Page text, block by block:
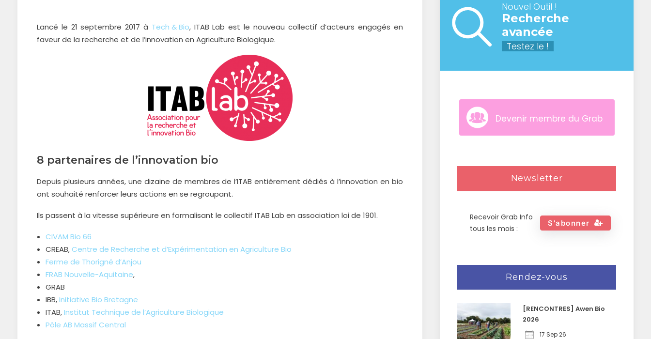
Lancé le 21 septembre 2017 à Tech & Bio, ITAB Lab est le nouveau collectif d’acteurs engagés en
faveur de la recherche et de l’innovation en Agriculture Biologique.
8 partenaires de l’innovation bio
Depuis plusieurs années, une dizaine de membres de l’ITAB entièrement dédiés à l’innovation en bio
ont souhaité renforcer leurs actions en se regroupant.
Ils passent à la vitesse supérieure en formalisant le collectif ITAB Lab en association loi de 1901.
CIVAM Bio 66
CREAB,Centre de Recherche et d’Expérimentation en Agriculture Bio
Ferme de Thorigné d’Anjou
FRAB Nouvelle-Aquitaine,
GRAB
IBB,Initiative Bio Bretagne
ITAB,Institut Technique de l’Agriculture Biologique
Pôle AB Massif Central
Nouvel Outil !
Recherche
avancée
Testez le !
Devenir membre du Grab
Newsletter
Recevoir Grab Info
tous les mois :
S'abonner
Rendez-vous
[RENCONTRES] Awen Bio
2026
17 Sep 26